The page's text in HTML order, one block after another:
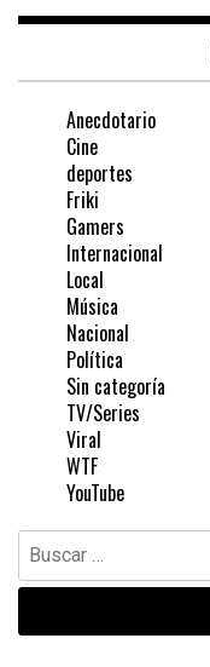
Anecdotario
Cine
deportes
Friki
Gamers
Internacional
Local
Música
Nacional
Política
Sin categoría
TV/Series
Viral
WTF
YouTube
Buscar: